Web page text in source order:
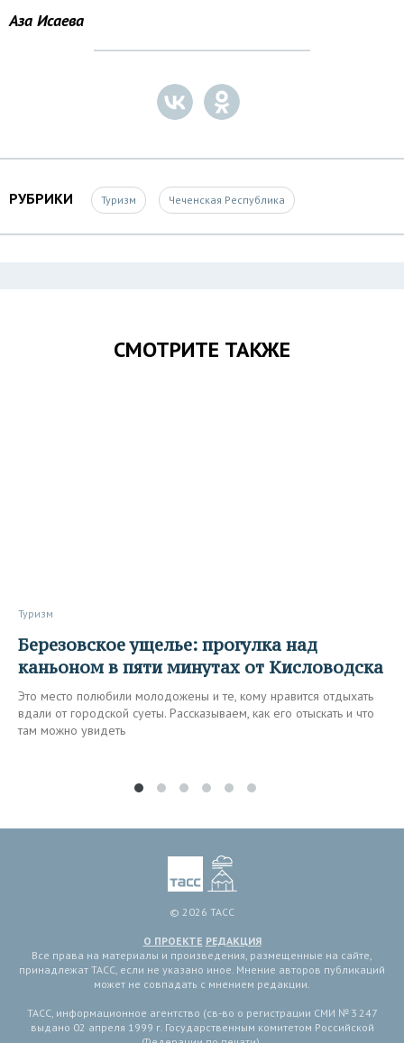
Аза Исаева
РУБРИКИ Туризм Чеченская Республика
СМОТРИТЕ ТАКЖЕ
Туризм
Березовское ущелье: прогулка над
каньоном в пяти минутах от Кисловодска
Это место полюбили молодожены и те, кому нравится отдыхать
вдали от городской суеты. Рассказываем, как его отыскать и что
там можно увидеть
© 2026 ТАСС
О ПРОЕКТЕ РЕДАКЦИЯ
Все права на материалы и произведения, размещенные на сайте,
принадлежат ТАСС, если не указано иное. Мнение авторов публикаций
может не совпадать с мнением редакции.
ТАСС, информационное агентство (св-во о регистрации СМИ № 3 247
выдано 02 апреля 1999 г. Государственным комитетом Российской